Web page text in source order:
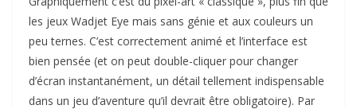
les jeux Wadjet Eye mais sans génie et aux couleurs un
peu ternes. C’est correctement animé et l’interface est
bien pensée (et on peut double-cliquer pour changer
d’écran instantanément, un détail tellement indispensable
dans un jeu d’aventure qu’il devrait être obligatoire). Par